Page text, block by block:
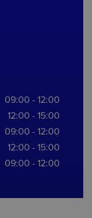
09:00 - 12:00
12:00 - 15:00
09:00 - 12:00
12:00 - 15:00
09:00 - 12:00